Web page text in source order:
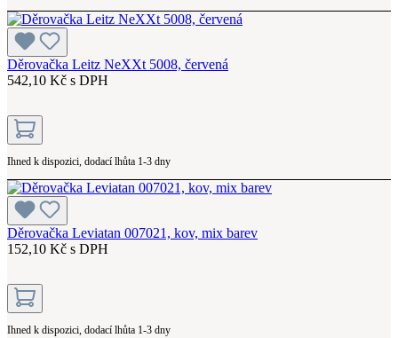
Děrovačka Leitz NeXXt 5008, červená
542,10 Kč s DPH
Ihned k dispozici, dodací lhůta 1-3 dny
Děrovačka Leviatan 007021, kov, mix barev
152,10 Kč s DPH
Ihned k dispozici, dodací lhůta 1-3 dny